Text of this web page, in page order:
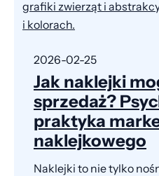
2026-02-25
Jak naklejki
sprzedaż?
praktyka
naklejkowego
Naklejki to nie tylko